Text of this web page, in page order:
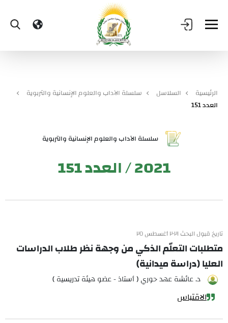
الرئيسية السلاسل
سلسلة الآداب والعلوم الإنسانية والتربوية
العدد 151
سلسلة الآداب والعلوم الإنسانية والتربوية
2021 / العدد 151
تاريخ قبول البحث ٢٠٢١ أغسطس ٢٥
متطلبات التعلّم الذكي من وجهة نظر طلاب الدراسات
العليا (دراسة ميدانية)
د. عائشة عهد حوري ( أستاذ - عضو هيئة تدريسية )
الاقتباس